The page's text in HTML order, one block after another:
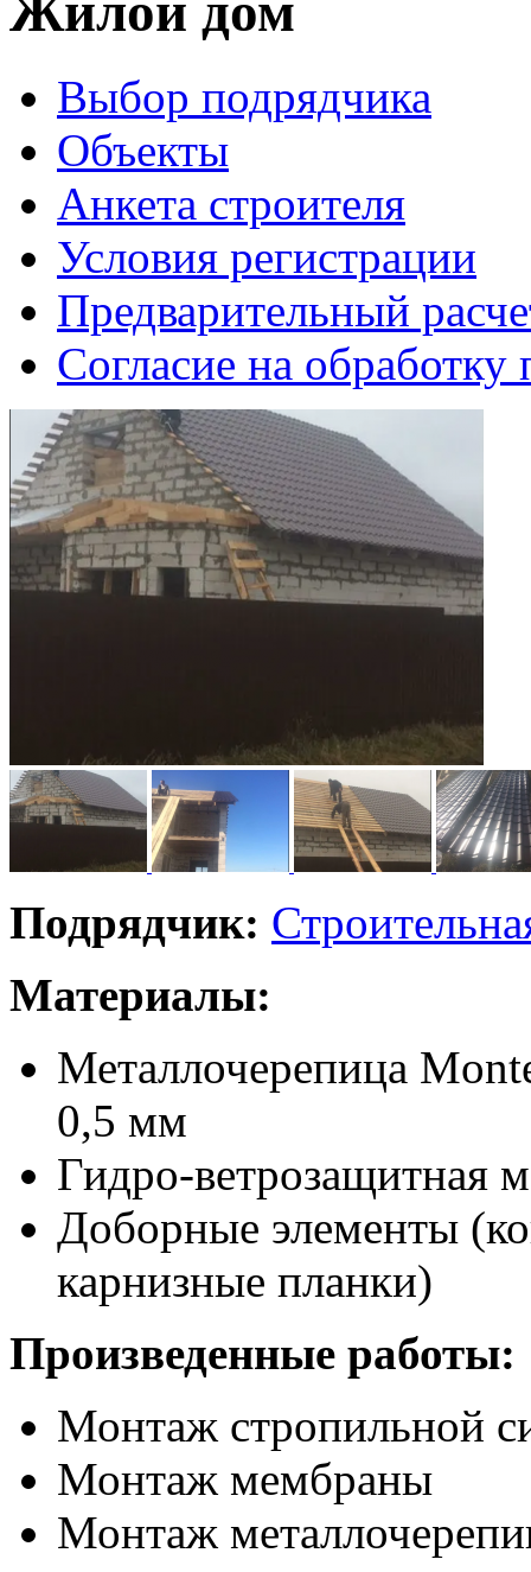
Жилой дом
Выбор подрядчика
Объекты
Анкета строителя
Условия регистрации
Предварительный
Согласие на
Подрядчик:
Материалы:
Металлочерепица
0,5 мм
Гидро-ветрозащитная
Доборные элементы
карнизные планки)
Произведенные работы:
Монтаж стропильной
Монтаж мембраны
Монтаж